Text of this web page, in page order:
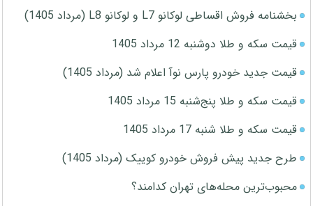
بخشنامه فروش اقساطی لوکانو L7 و لوکانو L8 (مرداد 1405)
قیمت سکه و طلا دوشنبه 12 مرداد 1405
قیمت جدید خودرو پارس نوآ اعلام شد (مرداد 1405)
قیمت سکه و طلا پنج‌شنبه 15 مرداد 1405
قیمت سکه و طلا شنبه 17 مرداد 1405
طرح جدید پیش فروش خودرو کوییک (مرداد 1405)
محبوب‌ترین محله‌های تهران کدامند؟